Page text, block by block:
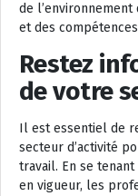
de
et des
Restez
de votre
Il est essentiel de
secteur d’activité
travail. En se
en vigueur, les